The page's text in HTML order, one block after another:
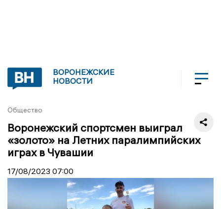
ВОРОНЕЖСКИЕ
НОВОСТИ
Общество
Воронежский спортсмен выиграл
«золото» на Летних паралимпийских
играх в Чувашии
17/08/2023 07:00